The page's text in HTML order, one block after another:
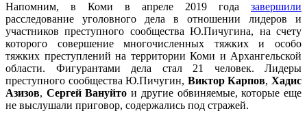
Напомним, в Коми в апреле 2019 года завершили
расследование уголовного дела в отношении лидеров и
участников преступного сообщества Ю.Пичугина, на счету
которого совершение многочисленных тяжких и особо
тяжких преступлений на территории Коми и Архангельской
области. Фигурантами дела стал 21 человек. Лидеры
преступного сообщества Ю.Пичугин, Виктор Карпов,Хадис
Азизов, Сергей Вануйтои другие обвиняемые, которые еще
не выслушали приговор, содержались под стражей.